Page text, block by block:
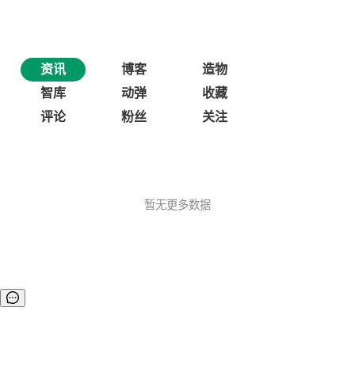
资讯 博客
造物
智库
动弹
收藏
评论
粉丝 关注
暂无更多数据